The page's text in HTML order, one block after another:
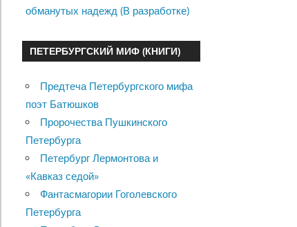
обманутых надежд (В разработке)
ПЕТЕРБУРГСКИЙ МИФ (КНИГИ)
Предтеча Петербургского мифа
поэт Батюшков
Пророчества Пушкинского
Петербурга
Петербург Лермонтова и
«Кавказ седой»
Фантасмагории Гоголевского
Петербурга